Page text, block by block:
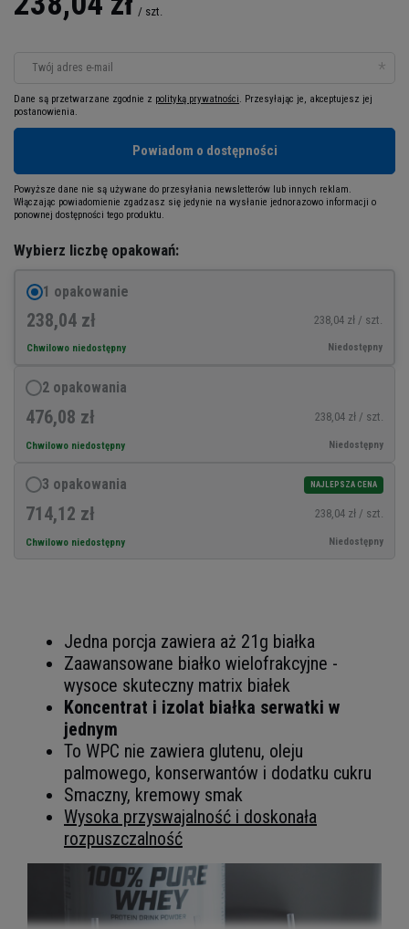
/ szt.
Twój adres e-mail
Dane są przetwarzane zgodnie z polityką prywatności. Przesyłając je, akceptujesz jej
postanowienia.
Powiadom o dostępności
Powyższe dane nie są używane do przesyłania newsletterów lub innych reklam.
Włączając powiadomienie zgadzasz się jedynie na wysłanie jednorazowo informacji o
ponownej dostępności tego produktu.
Wybierz liczbę opakowań:
1 opakowanie
238,04 zł 238,04 zł / szt.
Chwilowo niedostępny Niedostępny
2 opakowania
476,08 zł 238,04 zł / szt.
Chwilowo niedostępny Niedostępny
NAJLEPSZA CENA
3 opakowania
714,12 zł 238,04 zł / szt.
Chwilowo niedostępny Niedostępny
Jedna porcja zawiera aż 21g białka
Zaawansowane białko wielofrakcyjne -
wysoce skuteczny matrix białek
Koncentrat i izolat białka serwatki w
jednym
To WPC nie zawiera glutenu, oleju
palmowego, konserwantów i dodatku cukru
Smaczny, kremowy smak
Wysoka przyswajalność i doskonała
rozpuszczalność